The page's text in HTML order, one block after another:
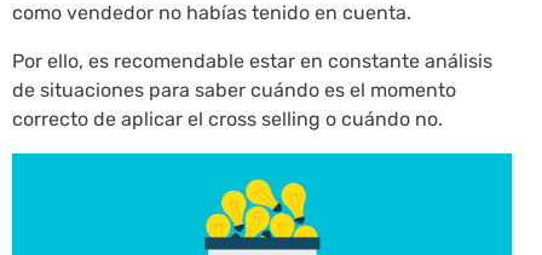
como vendedor no habías tenido en cuenta.
Por ello, es recomendable estar en constante análisis
de situaciones para saber cuándo es el momento
correcto de aplicar el cross selling o cuándo no.